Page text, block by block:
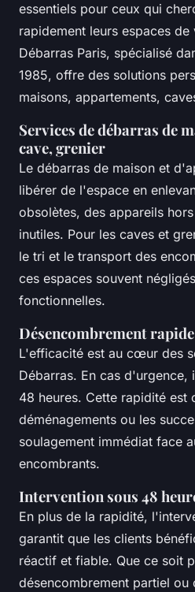
essentiels pour ceux qui
rapidement leurs espaces
Débarras Paris, spécialisé
1985, offre des solutions
maisons, appartements,
Services de débarras de
cave, grenier
Le débarras de maison et
libérer de l'espace en
obsolètes, des appareils
inutiles. Pour les caves et
le tri et le transport des
ces espaces souvent
fonctionnelles.
Désencombrement
L'efficacité est au cœur des
Débarras. En cas d'urgence,
48 heures. Cette rapidité est
déménagements ou les
soulagement immédiat face
encombrants.
Intervention sous 48
En plus de la rapidité,
garantit que les clients
réactif et fiable. Que ce soit
désencombrement partiel ou